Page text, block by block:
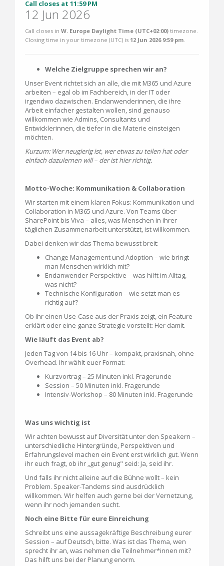
Call closes at 11:59 PM
12 Jun 2026
Call closes in W. Europe Daylight Time (UTC+02:00) timezone.
Closing time in your timezone (UTC) is 12 Jun 2026 9:59 pm.
Welche Zielgruppe sprechen wir an?
Unser Event richtet sich an alle, die mit M365 und Azure
arbeiten – egal ob im Fachbereich, in der IT oder
irgendwo dazwischen. Endanwenderinnen, die ihre
Arbeit einfacher gestalten wollen, sind genauso
willkommen wie Admins, Consultants und
Entwicklerinnen, die tiefer in die Materie einsteigen
möchten.
Kurzum: Wer neugierig ist, wer etwas zu teilen hat oder
einfach dazulernen will – der ist hier richtig.
Motto-Woche: Kommunikation & Collaboration
Wir starten mit einem klaren Fokus: Kommunikation und
Collaboration in M365 und Azure. Von Teams über
SharePoint bis Viva – alles, was Menschen in ihrer
täglichen Zusammenarbeit unterstützt, ist willkommen.
Dabei denken wir das Thema bewusst breit:
Change Management und Adoption – wie bringt
man Menschen wirklich mit?
Endanwender-Perspektive – was hilft im Alltag,
was nicht?
Technische Konfiguration – wie setzt man es
richtig auf?
Ob ihr einen Use-Case aus der Praxis zeigt, ein Feature
erklärt oder eine ganze Strategie vorstellt: Her damit.
Wie läuft das Event ab?
Jeden Tag von 14 bis 16 Uhr – kompakt, praxisnah, ohne
Overhead. Ihr wählt euer Format:
Kurzvortrag – 25 Minuten inkl. Fragerunde
Session – 50 Minuten inkl. Fragerunde
Intensiv-Workshop – 80 Minuten inkl. Fragerunde
Was uns wichtig ist
Wir achten bewusst auf Diversität unter den Speakern –
unterschiedliche Hintergründe, Perspektiven und
Erfahrungslevel machen ein Event erst wirklich gut. Wenn
ihr euch fragt, ob ihr „gut genug" seid: Ja, seid ihr.
Und falls ihr nicht alleine auf die Bühne wollt – kein
Problem. Speaker-Tandems sind ausdrücklich
willkommen. Wir helfen auch gerne bei der Vernetzung,
wenn ihr noch jemanden sucht.
Noch eine Bitte für eure Einreichung
Schreibt uns eine aussagekräftige Beschreibung eurer
Session – auf Deutsch, bitte. Was ist das Thema, wen
sprecht ihr an, was nehmen die Teilnehmer*innen mit?
Das hilft uns bei der Planung enorm.